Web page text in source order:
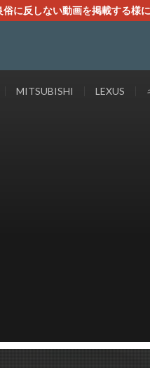
に反しない動画を掲載する
MITSUBISHI LEXUS